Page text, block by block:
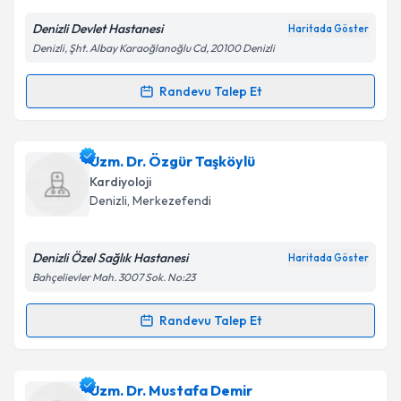
Kişisel verilerimin işlenmesine ilişkin
Metni'ni okudum ve kişisel verilerimin belirtilen
Takvim Talebini Gönder
Denizli Devlet Hastanesi Haritada Göster
Denizli, Şht. Albay Karaoğlanoğlu Cd, 20100 Denizli
Randevu Talep Et
Randevu Takvimi Talebi
Uzm. Dr. Meryem Ülkü Aydıniçin randevu takvimi
talebi oluşturun. Size bu uzmandan randevu almanız
için bir takvim hazırlandığında e-posta ile
E-posta Adresiniz
Kişisel verilerimin işlenmesine ilişkinAydınlatma
kapsamda işlenmesini kabul ediyorum.
Uzm. Dr. Özgür Taşköylü
Kardiyoloji
Denizli, Merkezefendi
Denizli Özel Sağlık Hastanesi Haritada Göster
Bahçelievler Mah. 3007 Sok. No:23
Randevu Talep Et
Randevu Takvimi Talebi
Uzm. Dr. Özgür Taşköylüiçin randevu takvimi talebi
Uzm. Dr. Mustafa Demir